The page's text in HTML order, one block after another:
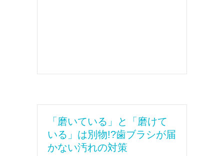
「磨いている」と「磨けて
いる」は別物!?歯ブラシが届
かない汚れの対策